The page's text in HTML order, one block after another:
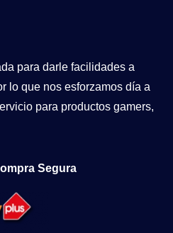
para darle facilidades a
lo que nos esforzamos día a
para productos gamers,
Segura